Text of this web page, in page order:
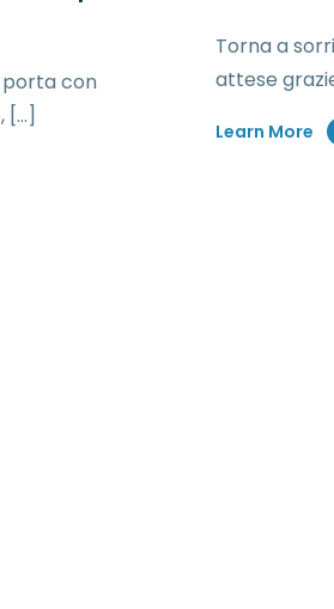
porta con
[…]
Torna a
attese
Learn More